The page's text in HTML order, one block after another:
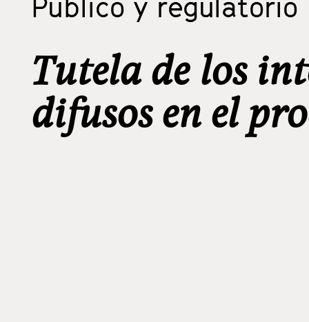
Público y regulatorio
Tutela de los
difusos en el